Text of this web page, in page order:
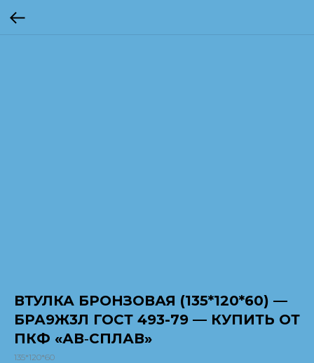
ВТУЛКА БРОНЗОВАЯ (135*120*60) —
БРА9Ж3Л ГОСТ 493-79 — КУПИТЬ ОТ
ПКФ «АВ‑СПЛАВ»
135*120*60